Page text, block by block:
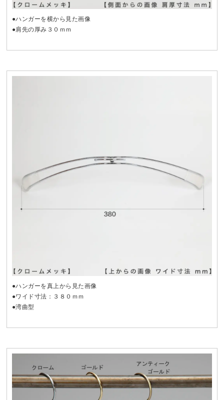
●ハンガーを横から見た画像
●肩先の厚み３０ｍｍ
●ハンガーを真上から見た画像
●ワイド寸法：３８０ｍｍ
●湾曲型